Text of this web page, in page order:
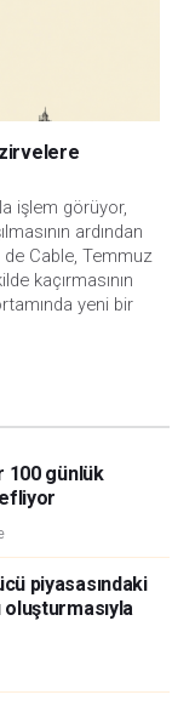
zirvelere
işlem görüyor,
ardından
de Cable, Temmuz
kaçırmasının
yeni bir
100 günlük
piyasasındaki
oluşturmasıyla